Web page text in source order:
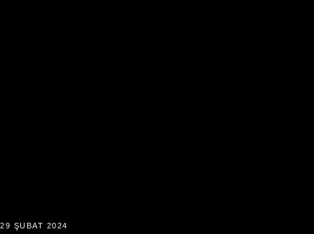
29 ŞUBAT 2024